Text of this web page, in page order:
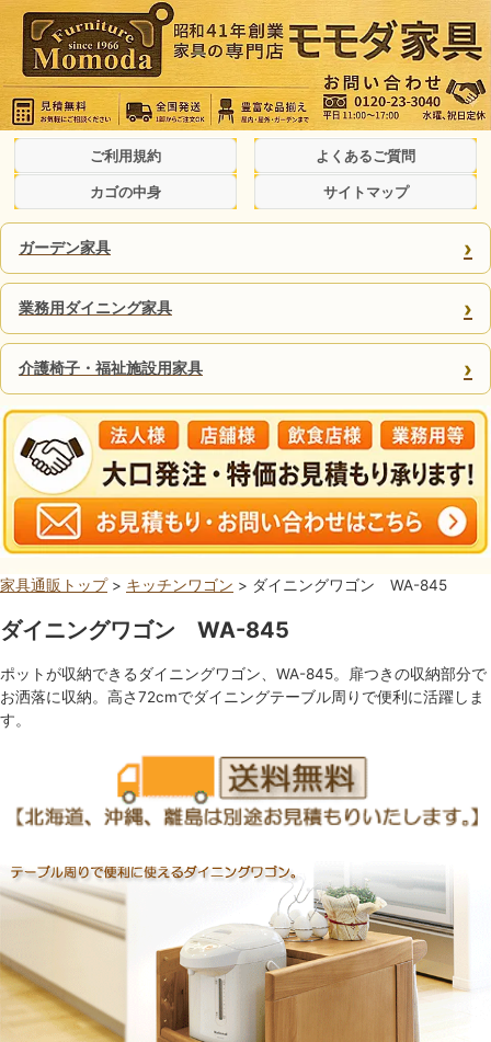
ご利用規約 よくあるご質問
カゴの中身 サイトマップ
ガーデン家具 ›
業務用ダイニング家具 ›
介護椅子・福祉施設用家具 ›
家具通販トップ> キッチンワゴン > ダイニングワゴン WA-845
ダイニングワゴン WA-845
ポットが収納できるダイニングワゴン、WA-845。扉つきの収納部分で
お洒落に収納。高さ72cmでダイニングテーブル周りで便利に活躍しま
す。